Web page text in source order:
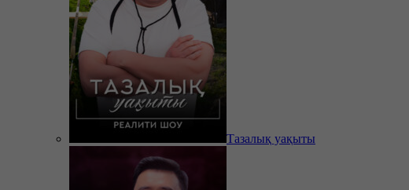
Тазалық уақыты